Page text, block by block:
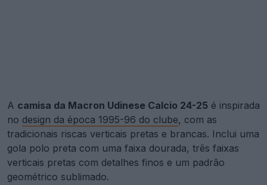
A camisa da Macron Udinese Calcio 24-25 é inspirada
no design da época 1995-96 do clube, com as
tradicionais riscas verticais pretas e brancas. Inclui uma
gola polo preta com uma faixa dourada, três faixas
verticais pretas com detalhes finos e um padrão
geométrico sublimado.